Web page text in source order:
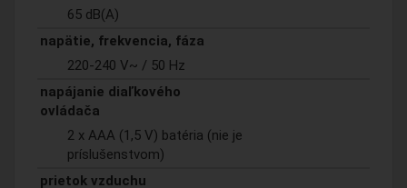
65 dB(A)
napätie, frekvencia, fáza
220-240 V~ / 50 Hz
napájanie diaľkového
ovládača
2 x AAA (1,5 V) batéria (nie je
príslušenstvom)
prietok vzduchu